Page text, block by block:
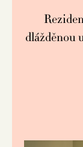
dlážděnou